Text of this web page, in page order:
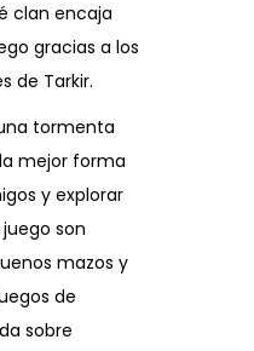
clan encaja
gracias a los
de Tarkir.
tormenta
mejor forma
y explorar
son
mazos y
de
sobre